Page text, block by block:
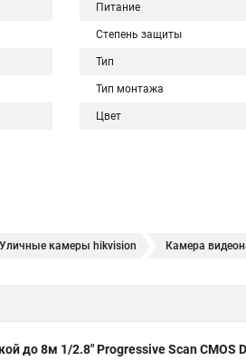
Питание
Степень защиты
Тип
Тип монтажа
Цвет
Уличные камеры hikvision Камера
до 8м 1/2.8" Progressive Scan CMOS